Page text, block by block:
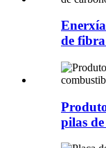
de
pilas